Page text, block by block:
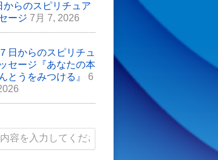
からのスピリチュア
ージ 7月 7, 2026
日からのスピリチュ
セージ『あなたの本
とうをみつける』
6